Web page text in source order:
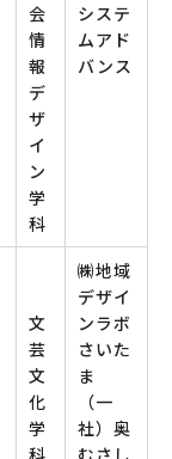
会
情
報
デ
ザ
イ
ン
学
科
システ
ムアド
バンス
文
芸
文
化
学
科
㈱地域
デザイ
ンラボ
さいた
ま
（一
社）奥
むさし